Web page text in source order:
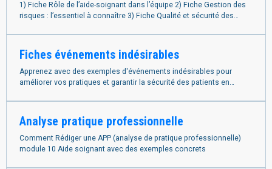
1) Fiche Rôle de l’aide-soignant dans l’équipe 2) Fiche Gestion des
risques : l’essentiel à connaître 3) Fiche Qualité et sécurité des
Fiches événements indésirables
Apprenez avec des exemples d'événements indésirables pour
améliorer vos pratiques et garantir la sécurité des patients en
Analyse pratique professionnelle
Comment Rédiger une APP (analyse de pratique professionnelle)
module 10 Aide soignant avec des exemples concrets